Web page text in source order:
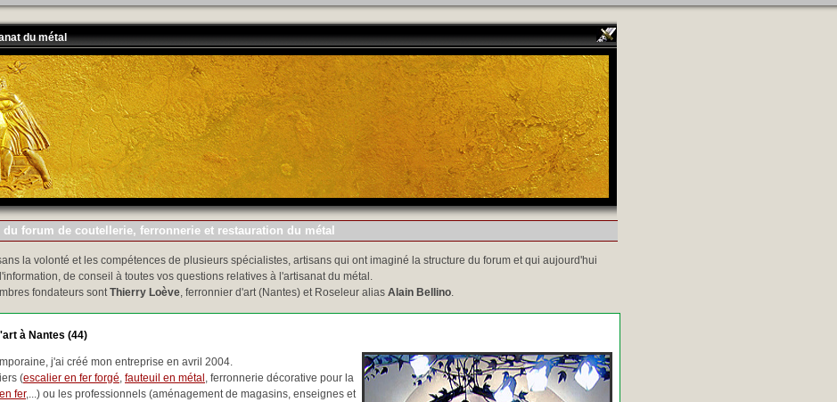
du métal
du forum de coutellerie, ferronnerie et restauration du métal
la volonté et les compétences de plusieurs spécialistes, artisans qui ont imaginé la structure du forum et qui aujourd'hui
de conseil à toutes vos questions relatives à l'artisanat du métal.
fondateurs sontThierry Loève, ferronnier d'art (Nantes) et Roseleur alias Alain Bellino.
à Nantes (44)
j'ai créé mon entreprise en avril 2004.
(escalier en fer forgé, fauteuil en métal , ferronnerie décorative pour la
fer,...) ou les professionnels (aménagement de magasins, enseignes et